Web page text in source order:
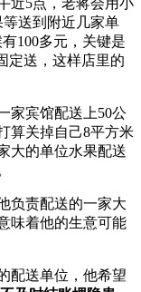
送到附近几家单
100多元，关键是
定送，这样店里的
家宾馆配送上50公
算关掉自己8平方米
大的单位水果配送
负责配送的一家大
味着他的生意可能
配送单位，他希望